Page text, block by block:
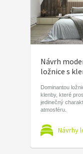
Návrh
ložnice s
Dominantou
klenby, které
jedinečný
atmosféru.
Návrhy